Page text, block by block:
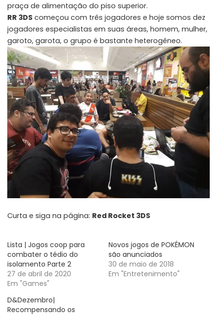
praça de alimentação do piso superior.
RR 3DS começou com três jogadores e hoje somos dez
jogadores especialistas em suas áreas, homem, mulher,
garoto, garota, o grupo é bastante heterogêneo.
Curta e siga na página: Red Rocket 3DS
Lista | Jogos coop para
combater o tédio do
isolamento Parte 2
27 de abril de 2020
Em "Games"
Novos jogos de POKÉMON
são anunciados
30 de maio de 2018
Em "Entretenimento"
D&Dezembro|
Recompensando os